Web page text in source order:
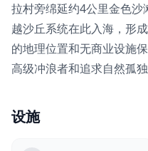
拉村旁绵延约4公里金色
越沙丘系统在此入海，形
的地理位置和无商业设施
高级冲浪者和追求自然孤独
设施